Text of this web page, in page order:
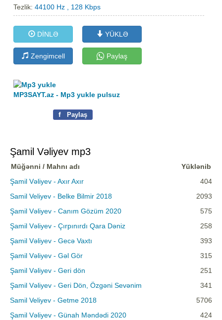
Tezlik:44100 Hz , 128 Kbps
DİNLƏ YÜKLƏ
Zengimcell Paylaş
MP3SAYT.az - Mp3 yukle pulsuz
f Paylaş
Şamil Vəliyev mp3
Müğənni / Mahnı adı
Yüklənib
Şamil Vəliyev - Axır Axır
404
Samil Veliyev - Belke Bilmir 2018
2093
Şamil Vəliyev - Canım Gözüm 2020
575
Şamil Vəliyev - Çırpınırdı Qara Dəniz
258
Şamil Vəliyev - Gecə Vaxtı
393
Şamil Vəliyev - Gəl Gör
315
Şamil Vəliyev - Geri dön
251
Şamil Vəliyev - Geri Dön, Özgəni Sevənim
341
Samil Veliyev - Getme 2018
5706
Şamil Vəliyev - Günah Məndədi 2020
424